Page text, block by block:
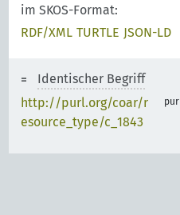
im SKOS-Format:
RDF/XML TURTLE JSON-LD
Identischer Begriff
http://purl.org/coar/r
esource_type/c_1843